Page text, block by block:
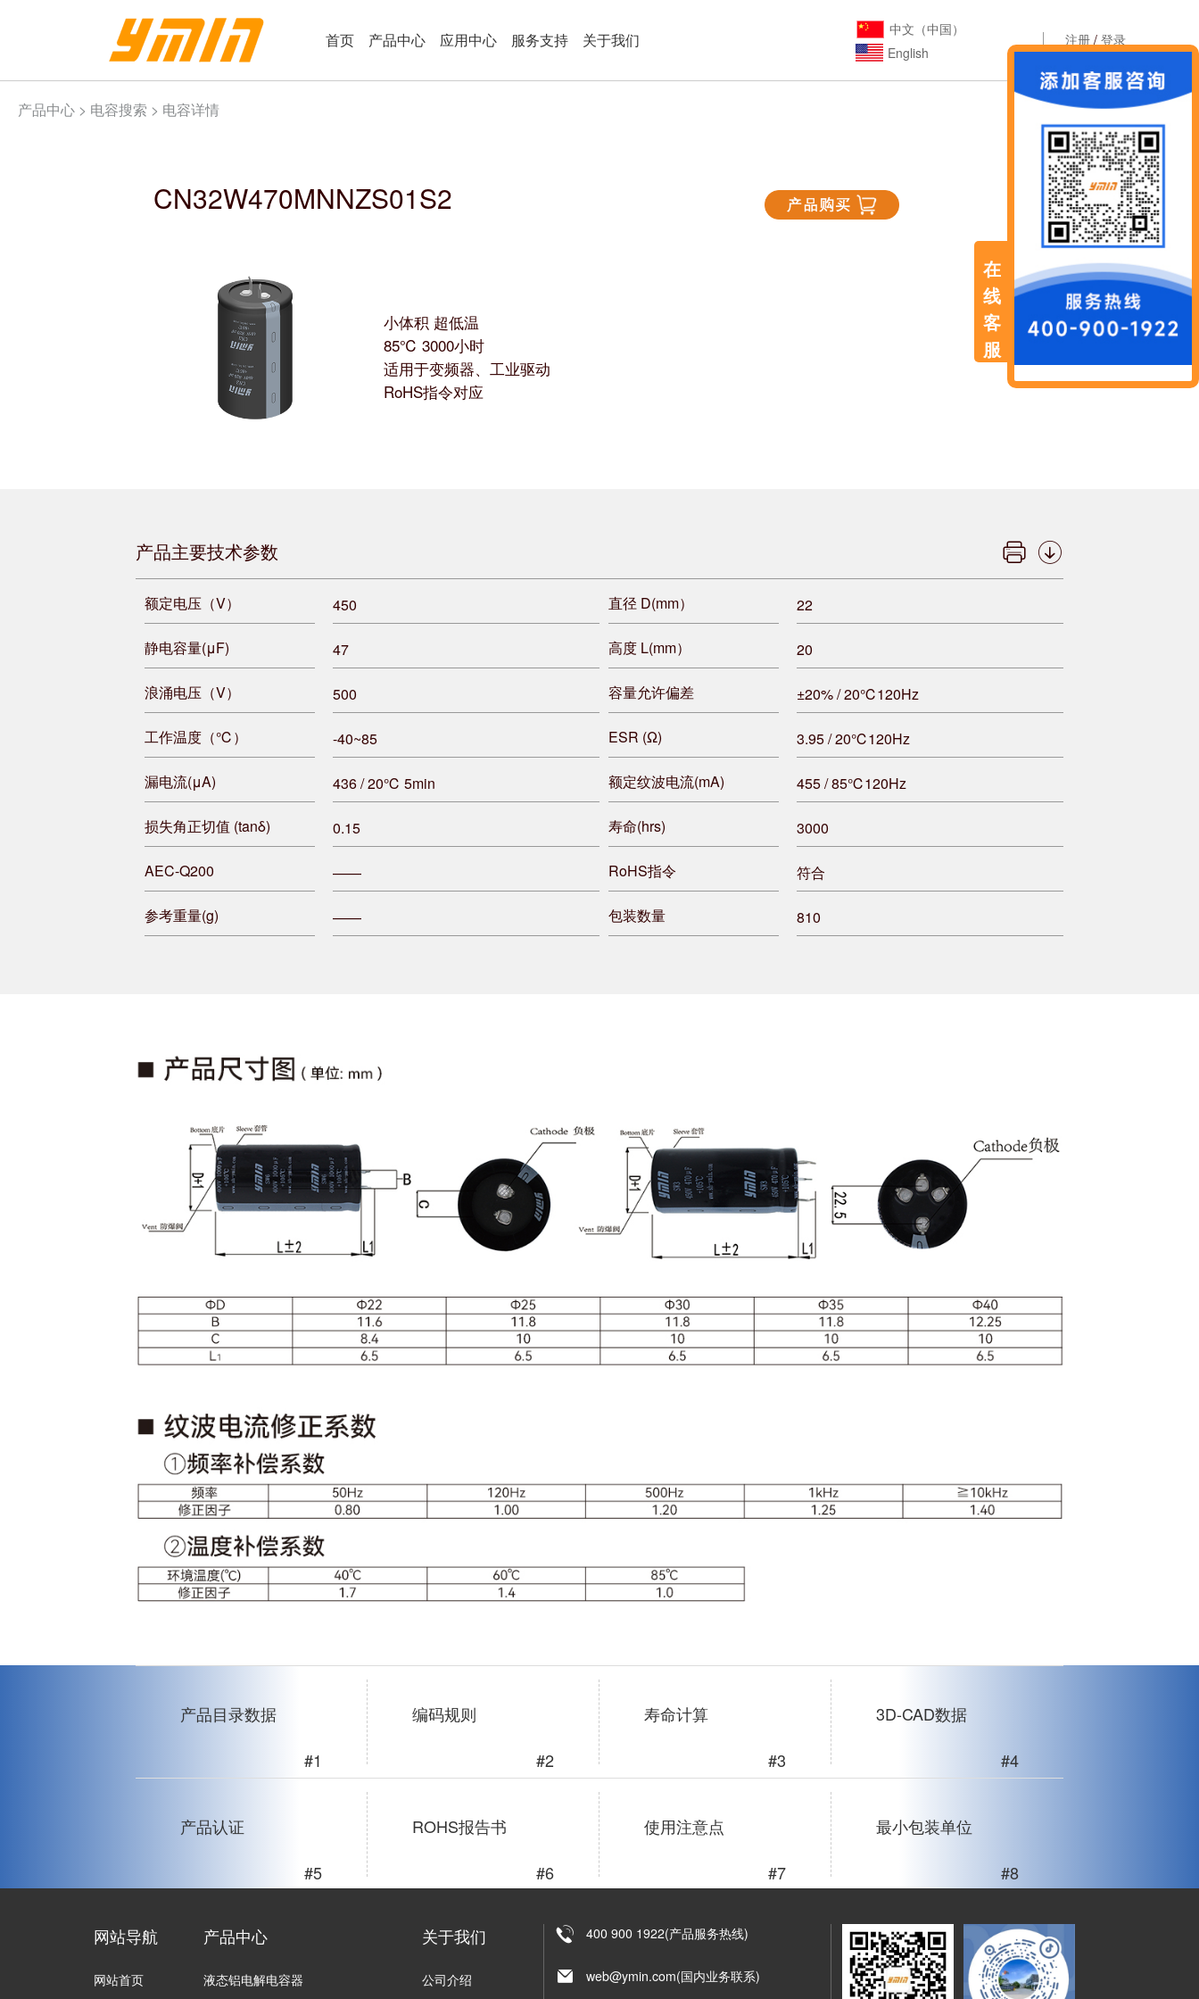
在
线
客
服
首页 产品中心 应用中心 服务支持 关于我们
中文（中国）
English
注册 / 登录
产品中心 > 电容搜索 > 电容详情
CN32W470MNNZS01S2
小体积 超低温
85℃ 3000小时
适用于变频器、工业驱动
RoHS指令对应
产品主要技术参数
额定电压（V） 450 直径 D(mm） 22
静电容量(μF) 47 高度 L(mm） 20
浪涌电压（V） 500 容量允许偏差 ±20% / 20℃120Hz
工作温度（℃） -40~85 ESR (Ω) 3.95 / 20℃120Hz
漏电流(μA) 436 / 20℃ 5min 额定纹波电流(mA) 455 / 85℃120Hz
损失角正切值 (tanδ) 0.15 寿命(hrs) 3000
AEC-Q200 —— RoHS指令 符合
参考重量(g) —— 包装数量 810
产品目录数据
#1
编码规则
#2
寿命计算
#3
3D-CAD数据
#4
产品认证
#5
ROHS报告书
#6
使用注意点
#7
最小包装单位
#8
网站导航
网站首页
产品中心
液态铝电解电容器
关于我们
公司介绍
400 900 1922(产品服务热线)
web@ymin.com(国内业务联系)